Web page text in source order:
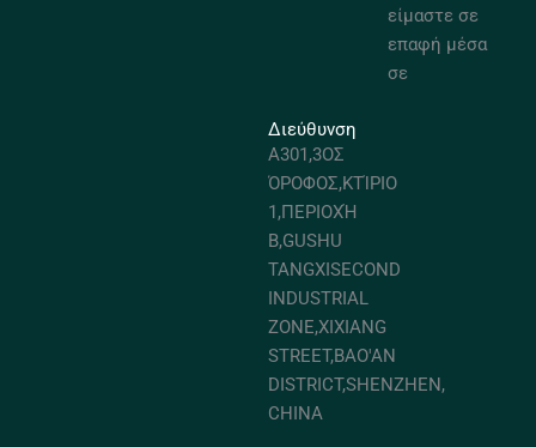
είμαστε σε
επαφή μέσα
σε
Διεύθυνση
A301,3ΟΣ
ΌΡΟΦΟΣ,ΚΤΊΡΙΟ
1,ΠΕΡΙΟΧΉ
B,GUSHU
TANGXISECOND
INDUSTRIAL
ZONE,XIXIANG
STREET,BAO'AN
DISTRICT,SHENZHEN,
CHINA